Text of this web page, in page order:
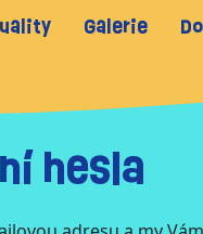
Galerie
hesla